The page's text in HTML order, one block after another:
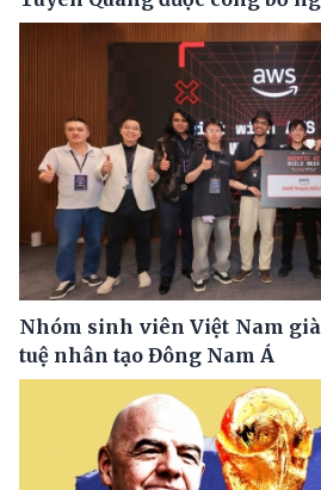
Nhóm sinh viên Việt Nam
tuệ nhân tạo Đông Nam Á